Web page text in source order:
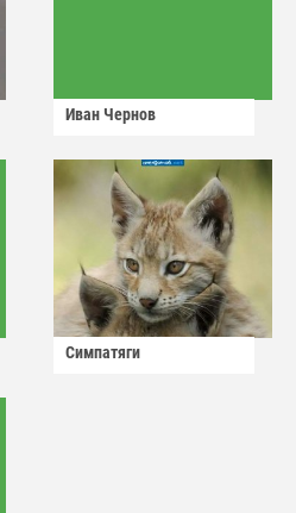
Иван Чернов
Симпатяги